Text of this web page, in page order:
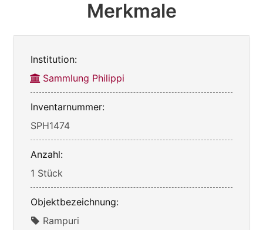
Merkmale
Institution:
Sammlung Philippi
Inventarnummer:
SPH1474
Anzahl:
1 Stück
Objektbezeichnung:
Rampuri